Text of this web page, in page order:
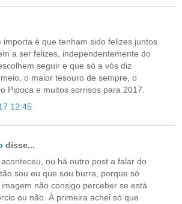
importa é que tenham sido felizes juntos
a ser felizes, independentemente do
seguir e que só a vós diz
o maior tesouro de sempre, o
Pipoca e muitos sorrisos para 2017.
12:45
disse...
ou há outro post a falar do
sou eu que sou burra, porque só
não consigo perceber se está
ou não. À primeira achei só que